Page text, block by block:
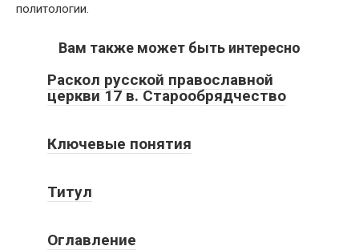
политологии.
Вам также может быть интересно
Раскол русской православной
церкви 17 в. Старообрядчество
Ключевые понятия
Титул
Оглавление